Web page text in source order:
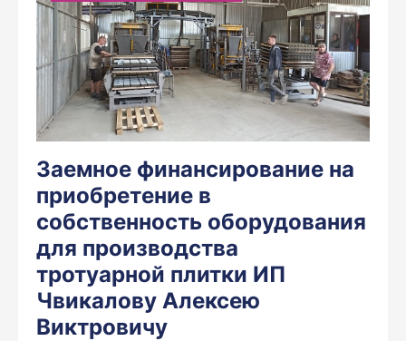
Заемное финансирование на
приобретение в
собственность оборудования
для производства
тротуарной плитки ИП
Чвикалову Алексею
Виктровичу